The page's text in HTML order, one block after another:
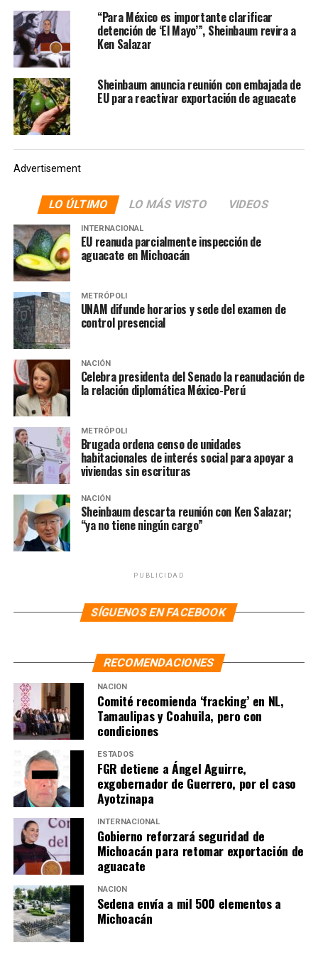
coordinador General de Centros Federales de
Readaptación (CEFERESOS), firmó contratos para la
construcción de ocho prisiones federales, entre 2013 y
2018, período en que posiblemente habría participado
en el desvío de recursos públicos”, dijo entonces.
NOTAS RELACIONADAS:
SEGURIDAD
SIGUIENTE
Harfuch revela alianza entre CJNG y el Cártel de Sinaloa:
NO TE PIERDAS
Sheinbaum cuestiona si guerra contra el narco fue idea
de Obama o de Calderón
“Para México es importante clarificar
detención de ‘El Mayo’”, Sheinbaum revira a
Ken Salazar
Sheinbaum anuncia reunión con embajada de
EU para reactivar exportación de aguacate
Advertisement
LO ÚLTIMO LO MÁS VISTO VIDEOS
INTERNACIONAL
EU reanuda parcialmente inspección de
aguacate en Michoacán
METRÓPOLI
UNAM difunde horarios y sede del examen de
control presencial
NACIÓN
Celebra presidenta del Senado la reanudación de
la relación diplomática México-Perú
METRÓPOLI
Brugada ordena censo de unidades
habitacionales de interés social para apoyar a
viviendas sin escrituras
NACIÓN
Sheinbaum descarta reunión con Ken Salazar;
“ya no tiene ningún cargo”
PUBLICIDAD
SÍGUENOS EN FACEBOOK
RECOMENDACIONES
NACIÓN
Comité recomienda ‘fracking’ en NL,
Tamaulipas y Coahuila, pero con
condiciones
ESTADOS
FGR detiene a Ángel Aguirre,
exgobernador de Guerrero, por el caso
Ayotzinapa
INTERNACIONAL
Gobierno reforzará seguridad de
Michoacán para retomar exportación de
aguacate
NACIÓN
Sedena envía a mil 500 elementos a
Michoacán